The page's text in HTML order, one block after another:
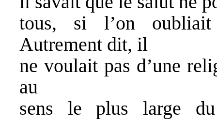
tous, si l’on
Autrement dit, il
ne voulait pas d’une
au
sens le plus large